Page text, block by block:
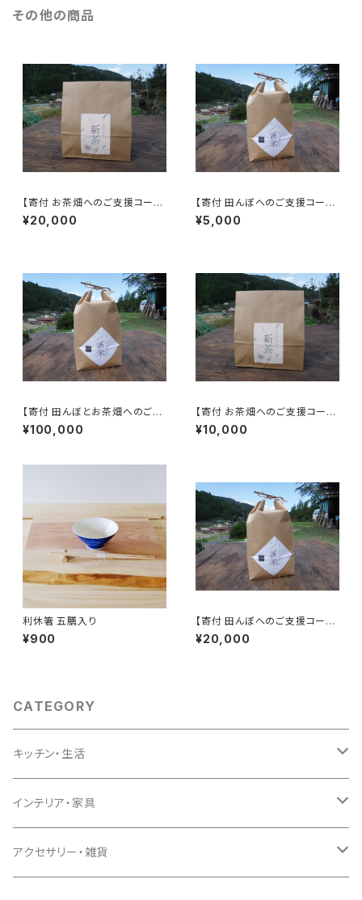
その他の商品
【寄付 お茶畑へのご支援コー
ス】「木こりがつくったお茶」480
グラム
¥20,000
【寄付 田んぼへのご支援コー
ス】「木こりがつくったお米」2キ
ロ
¥5,000
【寄付 田んぼとお茶畑へのご支
援コース】「木こりがつくったお
米」30キロ +「木こりがつくった
¥100,000
【寄付 お茶畑へのご支援コー
ス】「木こりがつくったお茶」240
グラム
¥10,000
利休箸 五膳入り
¥900
【寄付 田んぼへのご支援コー
ス】「木こりがつくったお米」10キ
ロ
¥20,000
CATEGORY
キッチン・生活
キッチン
生活
インテリア・家具
インテリア
アクセサリー・雑貨